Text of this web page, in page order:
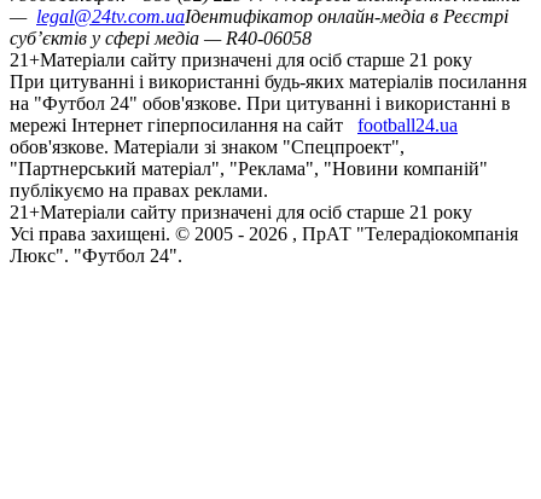
— legal@24tv.com.uaІдентифікатор онлайн-медіа в Реєстрі
суб’єктів у сфері медіа — R40-06058
21+Матеріали сайту призначені для осіб старше 21 року
При цитуванні і використанні будь-яких матеріалів посилання
на "Футбол 24" обов'язкове. При цитуванні і використанні в
мережі Інтернет гіперпосилання на сайт
football24.ua
обов'язкове. Матеріали зі знаком "Спецпроект",
"Партнерський матеріал", "Реклама", "Новини компаній"
публікуємо на правах реклами.
21+Матеріали сайту призначені для осіб старше 21 року
Усi права захищенi. © 2005 - 2026 , ПрАТ "Телерадіокомпанія
Люкс". "Футбол 24".